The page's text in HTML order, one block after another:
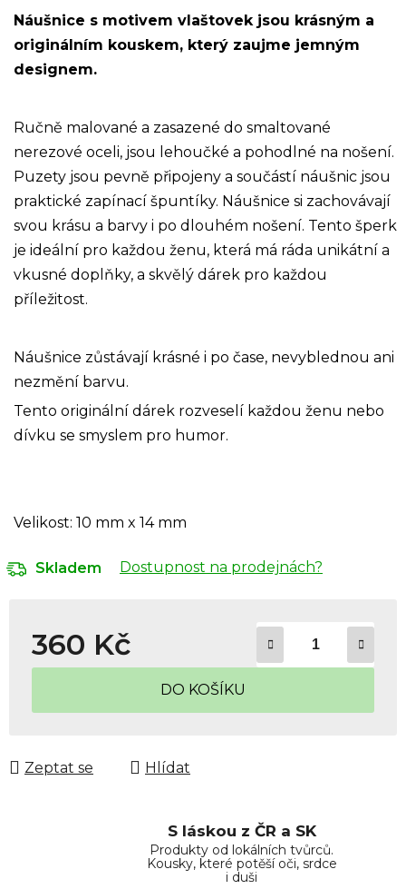
Náušnice s motivem vlaštovek jsou krásným a
originálním kouskem, který zaujme jemným
designem.
Ručně malované a zasazené do smaltované
nerezové oceli, jsou lehoučké a pohodlné na nošení.
Puzety jsou pevně připojeny a součástí náušnic jsou
praktické zapínací špuntíky. Náušnice si zachovávají
svou krásu a barvy i po dlouhém nošení. Tento šperk
je ideální pro každou ženu, která má ráda unikátní a
vkusné doplňky, a skvělý dárek pro každou
příležitost.
Náušnice zůstávají krásné i po čase, nevyblednou ani
nezmění barvu.
Tento originální dárek rozveselí každou ženu nebo
dívku se smyslem pro humor.
Velikost: 10 mm x 14 mm
Skladem Dostupnost na prodejnách?
360 Kč
Měrná cena:
DO KOŠÍKU
Zeptat se Hlídat
S láskou z ČR a SK
Produkty od lokálních tvůrců.
Kousky, které potěší oči, srdce
i duši